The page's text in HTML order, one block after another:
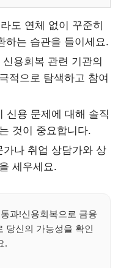
도 연체 없이 꾸준히
하는 습관을 들이세요.
신용회복 관련 기관의
적으로 탐색하고 참여
신용 문제에 대해 솔직
것이 중요합니다.
가나 취업 상담가와 상
세우세요.
과!신용회복으로 금융
당신의 가능성을 확인
.